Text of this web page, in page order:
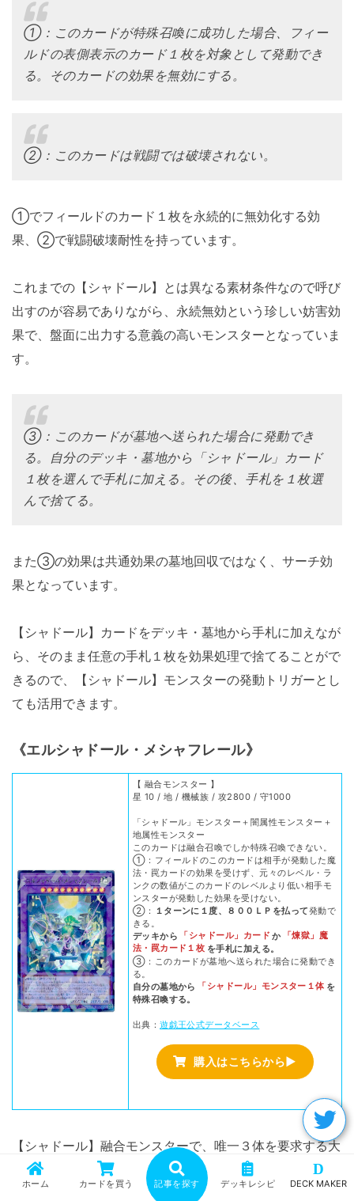
①：このカードが特殊召喚に成功した場合、フィー
ルドの表側表示のカード１枚を対象として発動でき
る。そのカードの効果を無効にする。
②：このカードは戦闘では破壊されない。
①でフィールドのカード１枚を永続的に無効化する効
果、②で戦闘破壊耐性を持っています。
これまでの【シャドール】とは異なる素材条件なので呼び
出すのが容易でありながら、永続無効という珍しい妨害効
果で、盤面に出力する意義の高いモンスターとなっていま
す。
③：このカードが墓地へ送られた場合に発動でき
る。自分のデッキ・墓地から「シャドール」カード
１枚を選んで手札に加える。その後、手札を１枚選
んで捨てる。
また③の効果は共通効果の墓地回収ではなく、サーチ効
果となっています。
【シャドール】カードをデッキ・墓地から手札に加えなが
ら、そのまま任意の手札１枚を効果処理で捨てることがで
きるので、【シャドール】モンスターの発動トリガーとし
ても活用できます。
《エルシャドール・メシャフレール》
【 融合モンスター 】
星 10 / 地 / 機械族 / 攻2800 / 守1000
「シャドール」モンスター＋闇属性モンスター＋
地属性モンスター
このカードは融合召喚でしか特殊召喚できない。
①：フィールドのこのカードは相手が発動した魔
法・罠カードの効果を受けず、元々のレベル・ラ
ンクの数値がこのカードのレベルより低い相手モ
ンスターが発動した効果を受けない。
②：
１ターンに１度、８００ＬＰを払って発動で
きる。
デッキから
「シャドール」カード か 「煉獄」魔
法・罠カード１枚 を手札に加える。
③：このカードが墓地へ送られた場合に発動でき
る。
自分の墓地から
「シャドール」モンスター１体 を
特殊召喚する。
出典：遊戯王公式データベース
購入はこちらから▶
【シャドール】融合モンスターで、唯一３体を要求する大
型【シャドール】融合モンスター。
ホーム カードを買う 記事を探す デッキレシピ
D
DECK MAKER